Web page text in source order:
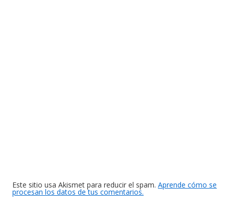
Este sitio usa Akismet para reducir el spam. Aprende cómo se
procesan los datos de tus comentarios.